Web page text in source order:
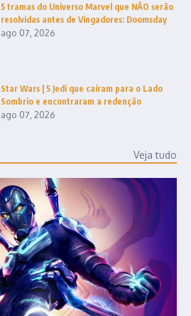
5 tramas do Universo Marvel que NÃO serão
resolvidas antes de Vingadores: Doomsday
ago 07, 2026
Star Wars | 5 Jedi que caíram para o Lado
Sombrio e encontraram a redenção
ago 07, 2026
Veja tudo